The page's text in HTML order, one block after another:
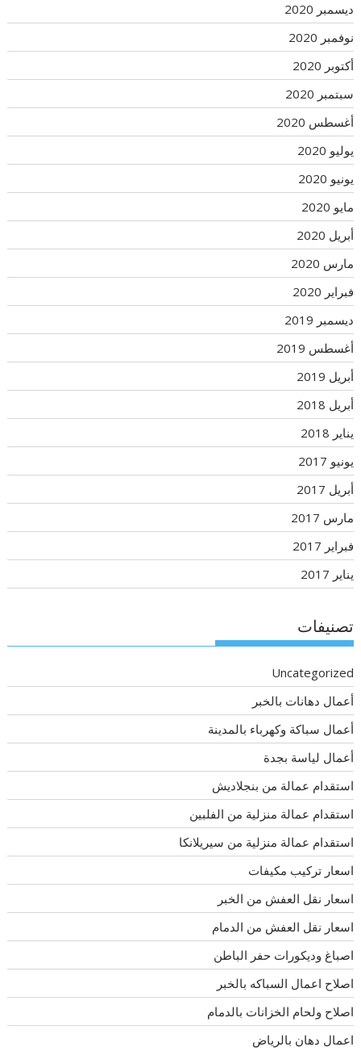
ديسمبر 2020
نوفمبر 2020
أكتوبر 2020
سبتمبر 2020
أغسطس 2020
يوليو 2020
يونيو 2020
مايو 2020
أبريل 2020
مارس 2020
فبراير 2020
ديسمبر 2019
أغسطس 2019
أبريل 2019
أبريل 2018
يناير 2018
يونيو 2017
أبريل 2017
مارس 2017
فبراير 2017
يناير 2017
تصنيفات
Uncategorized
أعمال دهانات بالخبر
أعمال سباكة وكهرباء بالمدينة
أعمال لياسة بجدة
استقدام عمالة من بنجلاديش
استقدام عمالة منزلية من الفلبين
استقدام عمالة منزلية من سيريلانكا
اسعار تركيب مكيفات
اسعار نقل العفش من الخبر
اسعار نقل العفش من الدمام
اصباغ وديكورات حفر الباطن
اصلاح اعمال السباكه بالخبر
اصلاح ولحام الخزانات بالدمام
اعمال دهان بالرياض